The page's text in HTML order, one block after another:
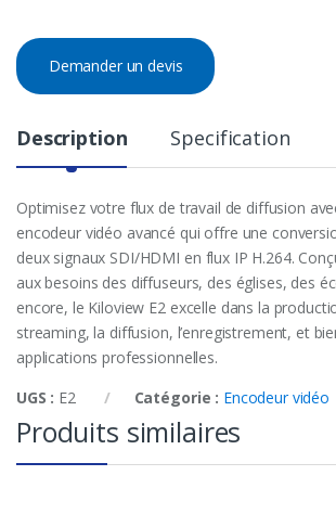
Demander un devis
Description Specification
Optimisez votre flux de travail de diffusion
encodeur vidéo avancé qui offre une
deux signaux SDI/HDMI en flux IP H.264.
aux besoins des diffuseurs, des églises, des
encore, le Kiloview E2 excelle dans la
streaming, la diffusion, l’enregistrement, et
applications professionnelles.
UGS : E2 Catégorie : Encodeur vidéo
Produits similaires